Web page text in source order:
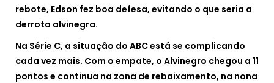
rebote, Edson fez boa defesa, evitando o que seria a
derrota alvinegra.
Na Série C, a situação do ABC está se complicando
cada vez mais. Com o empate, o Alvinegro chegou a 11
pontos e continua na zona de rebaixamento, na nona